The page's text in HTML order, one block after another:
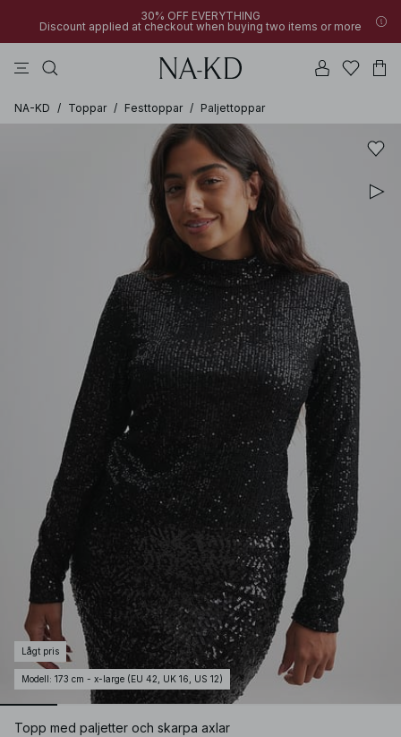
30% OFF EVERYTHING
Discount applied at checkout when buying two items or more
NA-KD / Toppar / Festtoppar / Paljettoppar
Lågt pris
Modell : 173 cm - x-large (EU 42, UK 16, US 12)
Topp med paljetter och skarpa axlar